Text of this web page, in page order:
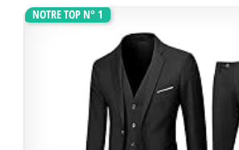
NOTRE TOP N° 1